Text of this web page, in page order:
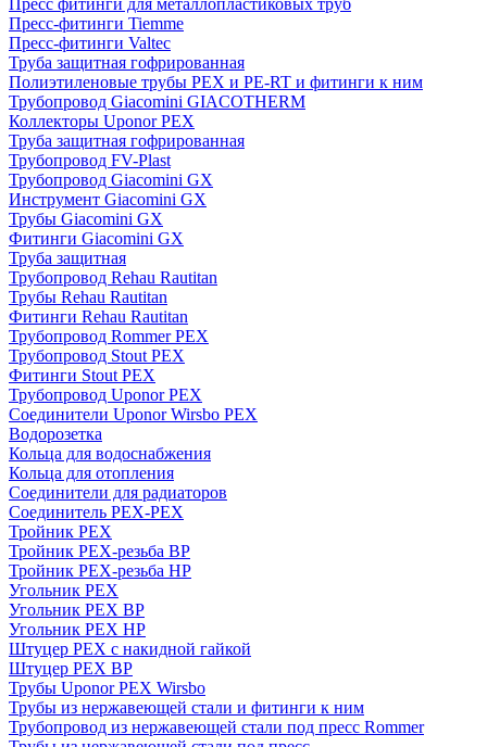
Пресс-фитинги Tiemme
Пресс-фитинги Valtec
Труба защитная гофрированная
Полиэтиленовые трубы PEX и PE-RT и фитинги к ним
Трубопровод Giacomini GIACOTHERM
Коллекторы Uponor PEX
Труба защитная гофрированная
Трубопровод FV-Plast
Трубопровод Giacomini GX
Инструмент Giacomini GX
Трубы Giacomini GX
Фитинги Giacomini GX
Труба защитная
Трубопровод Rehau Rautitan
Трубы Rehau Rautitan
Фитинги Rehau Rautitan
Трубопровод Rommer PEX
Трубопровод Stout PEX
Фитинги Stout PEX
Трубопровод Uponor PEX
Соединители Uponor Wirsbo PEX
Водорозетка
Кольца для водоснабжения
Кольца для отопления
Соединители для радиаторов
Соединитель PEX-PEX
Тройник PEX
Тройник PEX-резьба ВР
Тройник PEX-резьба НР
Угольник PEX
Угольник PEX ВР
Угольник PEX НР
Штуцер PEX c накидной гайкой
Штуцер PEX ВР
Трубы Uponor PEX Wirsbo
Трубы из нержавеющей стали и фитинги к ним
Трубопровод из нержавеющей стали под пресс Rommer